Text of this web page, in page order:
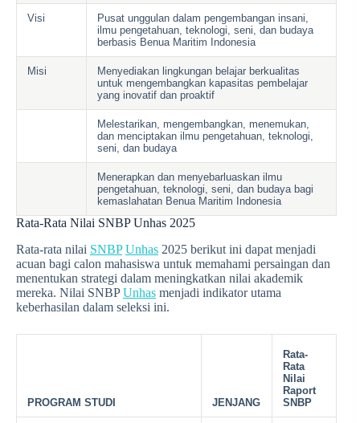
Visi
Pusat unggulan dalam pengembangan insani,
ilmu pengetahuan, teknologi, seni, dan budaya
berbasis Benua Maritim Indonesia
Misi
Menyediakan lingkungan belajar berkualitas
untuk mengembangkan kapasitas pembelajar
yang inovatif dan proaktif
Melestarikan, mengembangkan, menemukan,
dan menciptakan ilmu pengetahuan, teknologi,
seni, dan budaya
Menerapkan dan menyebarluaskan ilmu
pengetahuan, teknologi, seni, dan budaya bagi
kemaslahatan Benua Maritim Indonesia
Rata-Rata Nilai SNBP Unhas 2025
Rata-rata nilai SNBP Unhas 2025 berikut ini dapat menjadi
acuan bagi calon mahasiswa untuk memahami persaingan dan
menentukan strategi dalam meningkatkan nilai akademik
mereka. Nilai SNBPUnhas menjadi indikator utama
keberhasilan dalam seleksi ini.
PROGRAM STUDI JENJANG
Rata-
Rata
Nilai
Raport
SNBP